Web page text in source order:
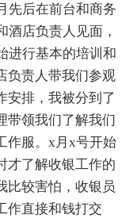
先后在前台和商务
酒店负责人见面，
进行基本的培训和
负责人带我们参观
安排，我被分到了
带领我们了解我们
作服。x月x号开始
才了解收银工作的
比较害怕，收银员
作直接和钱打交